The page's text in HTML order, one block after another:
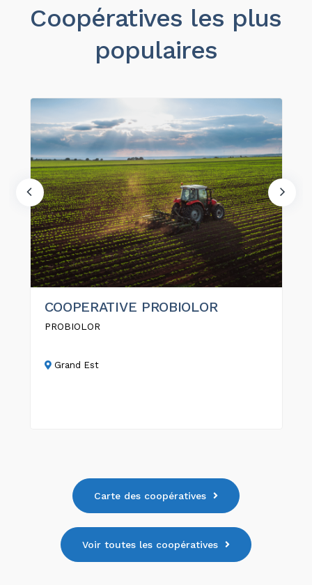
Coopératives les plus
populaires
COOPERATIVE PROBIOLOR
PROBIOLOR
Grand Est
Carte des coopératives
Voir toutes les coopératives